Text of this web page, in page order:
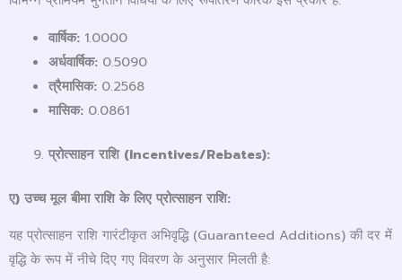
वार्षिक:1.0000
अर्धवार्षिक:0.5090
त्रैमासिक:0.2568
मासिक:0.0861
प्रोत्साहन राशि (Incentives/Rebates):
ए) उच्च मूल बीमा राशि के लिए प्रोत्साहन राशि:
यह प्रोत्साहन राशि गारंटीकृत अभिवृद्धि (Guaranteed Additions) की दर में
वृद्धि के रूप में नीचे दिए गए विवरण के अनुसार मिलती है: